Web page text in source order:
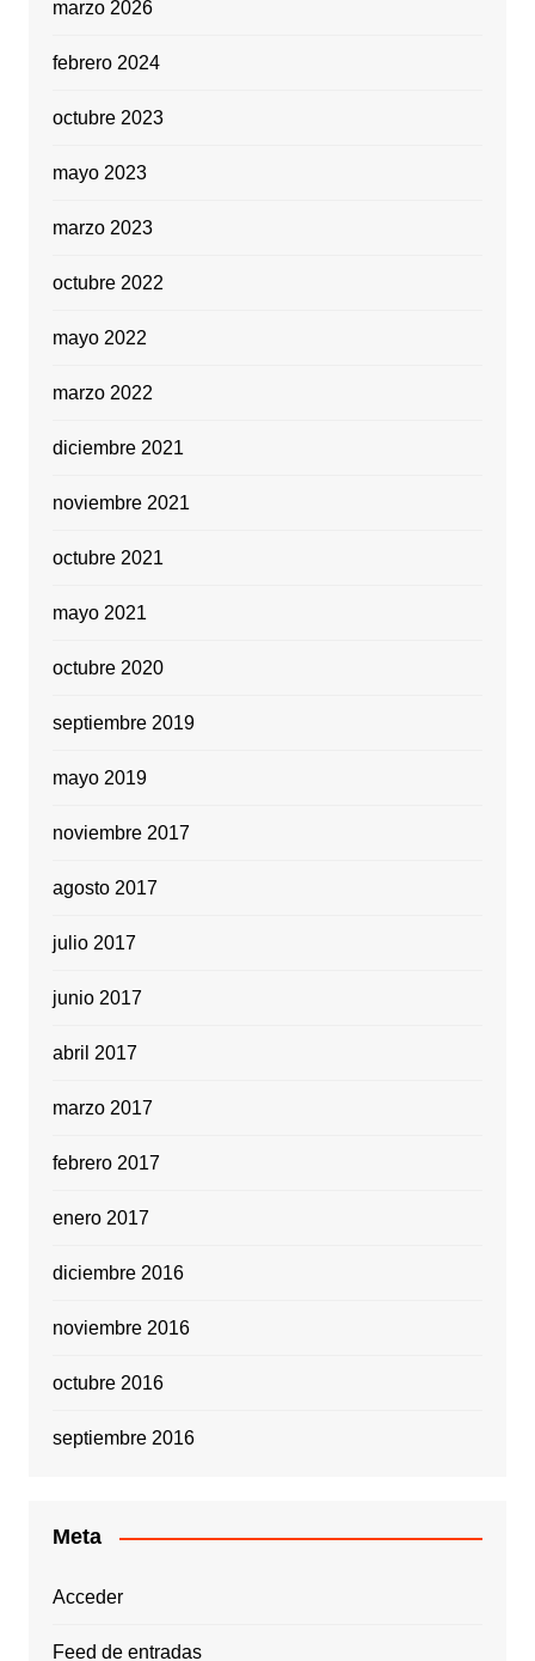
marzo 2026
febrero 2024
octubre 2023
mayo 2023
marzo 2023
octubre 2022
mayo 2022
marzo 2022
diciembre 2021
noviembre 2021
octubre 2021
mayo 2021
octubre 2020
septiembre 2019
mayo 2019
noviembre 2017
agosto 2017
julio 2017
junio 2017
abril 2017
marzo 2017
febrero 2017
enero 2017
diciembre 2016
noviembre 2016
octubre 2016
septiembre 2016
Meta
Acceder
Feed de entradas